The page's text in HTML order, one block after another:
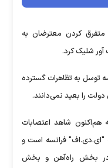
متفرق کردن معترضان به
آور شلیک کرد.
توسل به تظاهرات گسترده
را بعید نمی‌دانند.
هم‌اکنون شاهد اعتصابات
"ای.دی.اف" فرانسه است و
در بخش راه‌آهن و بخش